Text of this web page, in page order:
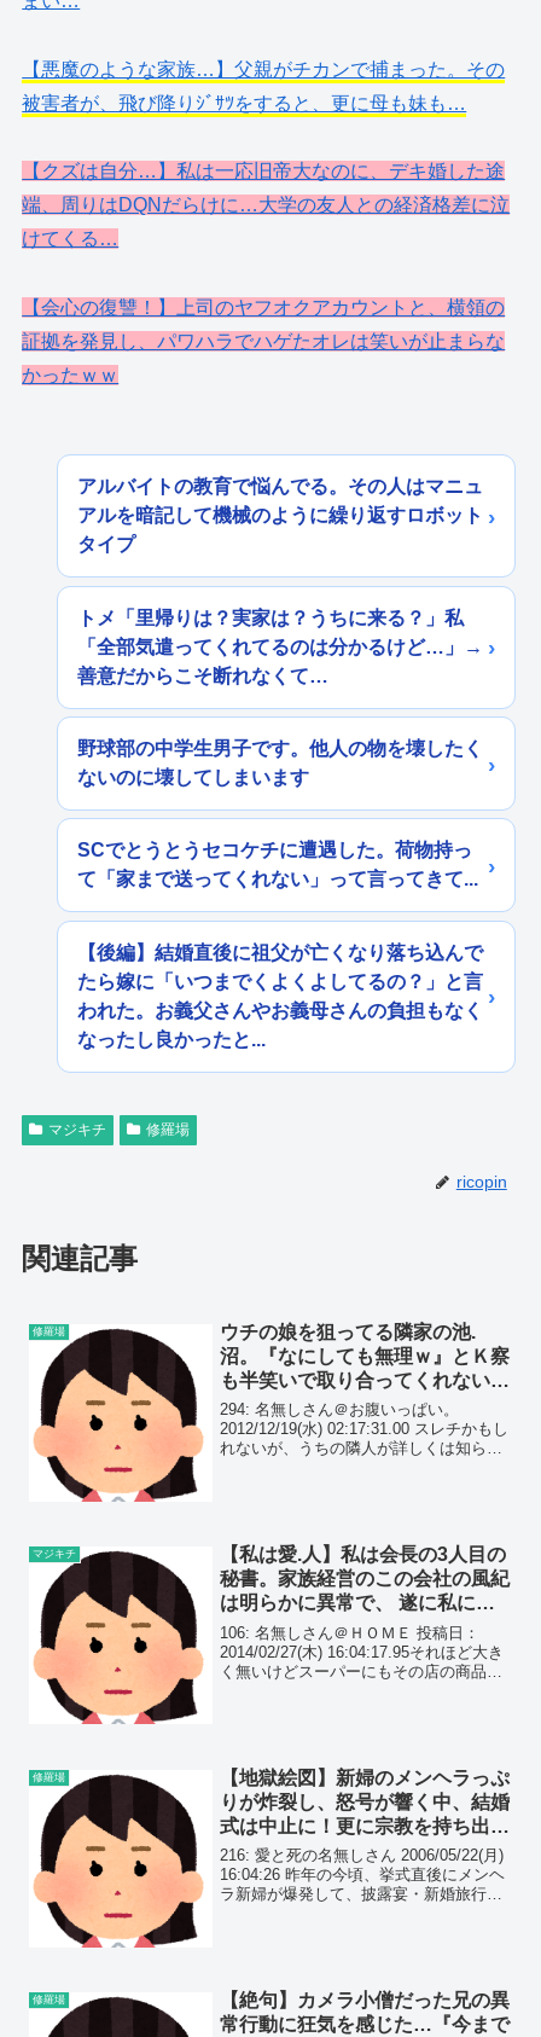
【悪魔のような家族…】父親がチカンで捕まった。その
被害者が、飛び降りｼﾞｻﾂをすると、更に母も妹も…
【クズは自分…】私は一応旧帝大なのに、デキ婚した途
端、周りはDQNだらけに…大学の友人との経済格差に泣
けてくる…
【会心の復讐！】上司のヤフオクアカウントと、横領の
証拠を発見し、パワハラでハゲたオレは笑いが止まらな
かったｗｗ
アルバイトの教育で悩んでる。その人はマニュ
アルを暗記して機械のように繰り返すロボット
タイプ
トメ「里帰りは？実家は？うちに来る？」私
「全部気遣ってくれてるのは分かるけど…」→
善意だからこそ断れなくて…
野球部の中学生男子です。他人の物を壊したく
ないのに壊してしまいます
SCでとうとうセコケチに遭遇した。荷物持っ
て「家まで送ってくれない」って言ってきて...
【後編】結婚直後に祖父が亡くなり落ち込んで
たら嫁に「いつまでくよくよしてるの？」と言
われた。お義父さんやお義母さんの負担もなく
なったし良かったと...
マジキチ 修羅場
ricopin
関連記事
修羅場
ウチの娘を狙ってる隣家の池.
沼。『なにしても無理ｗ』とＫ察
も半笑いで取り合ってくれない。
娘の為に黙って見過ごせる訳もな
く…
294: 名無しさん＠お腹いっぱい。
2012/12/19(水) 02:17:31.00 スレチかもし
れないが、うちの隣人が詳しくは知らな
マジキチ
【私は愛.人】私は会長の3人目の
秘書。家族経営のこの会社の風紀
は明らかに異常で、 遂に私に出
張同行の指示がでたのだが…
106: 名無しさん＠ＨＯＭＥ 投稿日：
2014/02/27(木) 16:04:17.95それほど大き
く無いけどスーパーにもその店の商品が
修羅場
【地獄絵図】新婦のメンヘラっぷ
りが炸裂し、怒号が響く中、結婚
式は中止に！更に宗教を持ち出
し、『離.婚は絶対にしない！』
と…
216: 愛と死の名無しさん 2006/05/22(月)
16:04:26 昨年の今頃、挙式直後にメンヘ
ラ新婦が爆発して、披露宴・新婚旅行・
修羅場
【絶句】カメラ小僧だった兄の異
常行動に狂気を感じた…『今まで